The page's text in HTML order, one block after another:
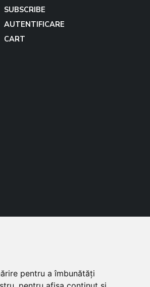
pentru a îmbunătăți
SUBSCRIBE
AUTENTIFICARE
CART